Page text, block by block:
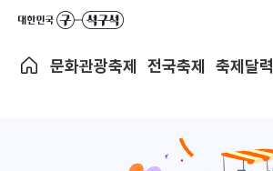
문화관광축제 전국축제 축제달력